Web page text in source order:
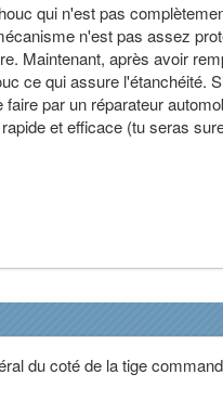
qui n'est pas
n'est pas assez
Maintenant, après avoir
ce qui assure l'étanchéité.
par un réparateur
et efficace (tu seras
du coté de la tige